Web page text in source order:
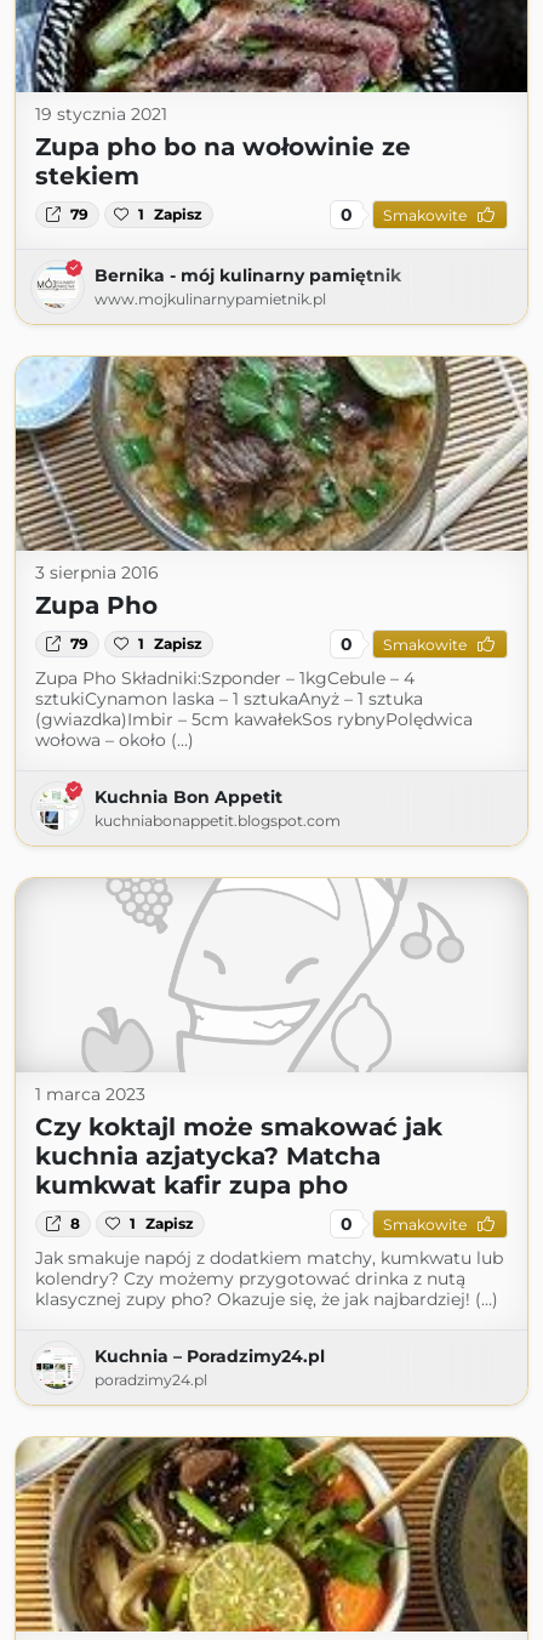
19 stycznia 2021
Zupa pho bo na wołowinie ze
stekiem
79 1 Zapisz 0 Smakowite
Bernika - mój kulinarny pamiętnik
www.mojkulinarnypamietnik.pl
3 sierpnia 2016
Zupa Pho
79 1 Zapisz 0 Smakowite
Zupa Pho Składniki:Szponder – 1kgCebule – 4
sztukiCynamon laska – 1 sztukaAnyż – 1 sztuka
(gwiazdka)Imbir – 5cm kawałekSos rybnyPolędwica
wołowa – około (...)
Kuchnia Bon Appetit
kuchniabonappetit.blogspot.com
1 marca 2023
Czy koktajl może smakować jak
kuchnia azjatycka? Matcha
kumkwat kafir zupa pho
8 1 Zapisz 0 Smakowite
Jak smakuje napój z dodatkiem matchy, kumkwatu lub
kolendry? Czy możemy przygotować drinka z nutą
klasycznej zupy pho? Okazuje się, że jak najbardziej! (...)
Kuchnia – Poradzimy24.pl
poradzimy24.pl